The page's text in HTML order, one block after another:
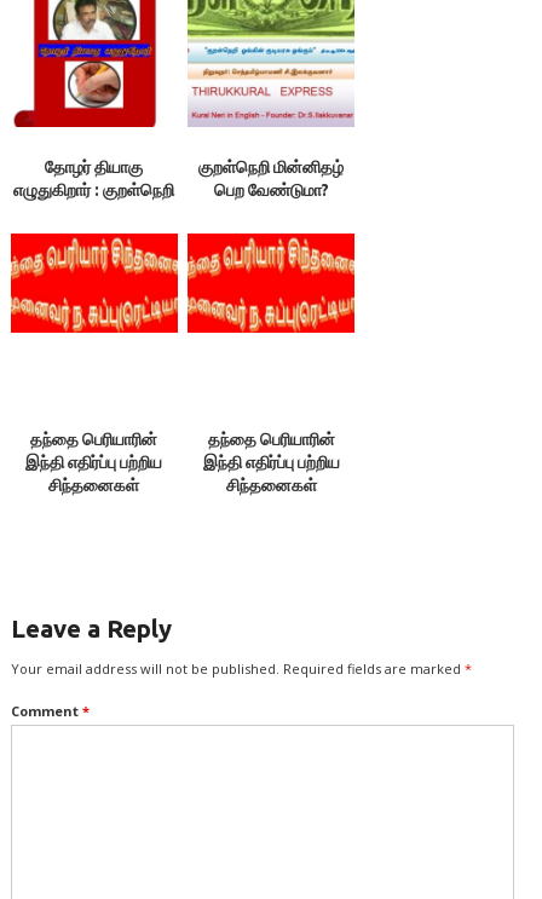
தமிழர்களுக்கு ஏற்பட்ட
நன்மை, தீமைகள்
தோழர் தியாகு
எழுதுகிறார் : குறள்நெறி
குறள்நெறி மின்னிதழ்
பெற வேண்டுமா?
தந்தை பெரியாரின்
இந்தி எதிர்ப்பு பற்றிய
சிந்தனைகள்
தந்தை பெரியாரின்
இந்தி எதிர்ப்பு பற்றிய
சிந்தனைகள்
Leave a Reply
Your email address will not be published. Required fields are marked *
Comment *